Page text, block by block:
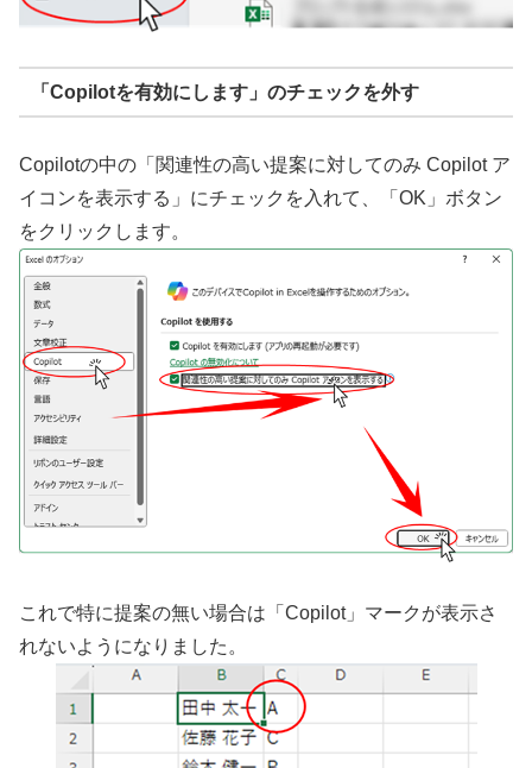
「Copilotを有効にします」のチェックを外す
Copilotの中の「関連性の高い提案に対してのみ Copilot ア
イコンを表示する」にチェックを入れて、「OK」ボタン
をクリックします。
これで特に提案の無い場合は「Copilot」マークが表示さ
れないようになりました。